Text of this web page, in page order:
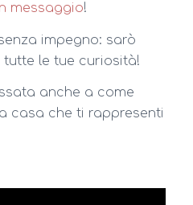
messaggio!
impegno: sarò
le tue curiosità!
anche a come
casa che ti rappresenti